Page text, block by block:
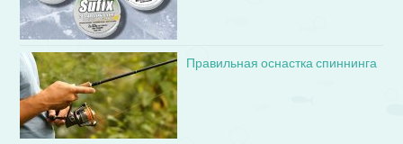
Правильная оснастка спиннинга